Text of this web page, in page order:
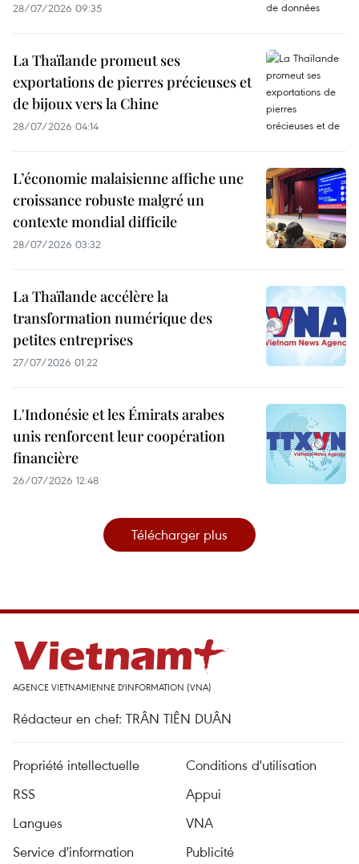
28/07/2026 09:35
La Thaïlande promeut ses
exportations de pierres précieuses et
de bijoux vers la Chine
28/07/2026 04:14
L’économie malaisienne affiche une
croissance robuste malgré un
contexte mondial difficile
28/07/2026 03:32
La Thaïlande accélère la
transformation numérique des
petites entreprises
27/07/2026 01:22
L'Indonésie et les Émirats arabes
unis renforcent leur coopération
financière
26/07/2026 12:48
Télécharger plus
AGENCE VIETNAMIENNE D'INFORMATION (VNA)
Rédacteur en chef: TRÂN TIÊN DUÂN
Propriété intellectuelle
Conditions d'utilisation
RSS
Appui
Langues
VNA
Service d'information
Publicité